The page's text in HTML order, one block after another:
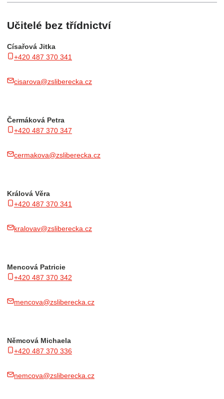
Učitelé bez třídnictví
Císařová Jitka
+420 487 370 341
cisarova@zsliberecka.cz
Čermáková Petra
+420 487 370 347
cermakova@zsliberecka.cz
Králová Věra
+420 487 370 341
kralovav@zsliberecka.cz
Mencová Patricie
+420 487 370 342
mencova@zsliberecka.cz
Němcová Michaela
+420 487 370 336
nemcova@zsliberecka.cz